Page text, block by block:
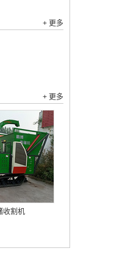
+ 更多
+ 更多
收割机